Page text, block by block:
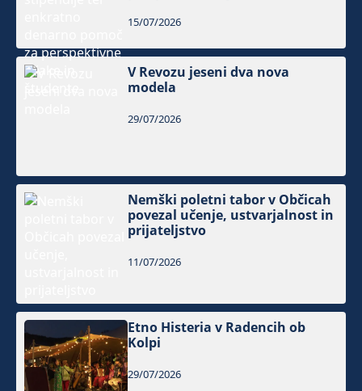
15/07/2026
V Revozu jeseni dva nova
modela
29/07/2026
Nemški poletni tabor v Občicah
povezal učenje, ustvarjalnost in
prijateljstvo
11/07/2026
Etno Histeria v Radencih ob
Kolpi
29/07/2026